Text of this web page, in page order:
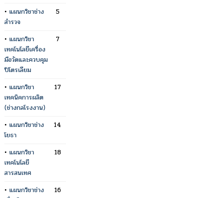
• แผนกวิชาช่าง
สำรวจ
5
• แผนกวิชา
เทคโนโลยีเครื่อง
มือวัดและควบคุม
ปิโตรเลียม
7
• แผนกวิชา
เทคนิคการผลิต
(ช่างกลโรงงาน)
17
• แผนกวิชาช่าง
โยธา
14
• แผนกวิชา
เทคโนโลยี
สารสนเทศ
18
• แผนกวิชาช่าง
16